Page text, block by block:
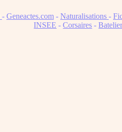
- Geneactes.com - Naturalisations -
INSEE -Corsaires -